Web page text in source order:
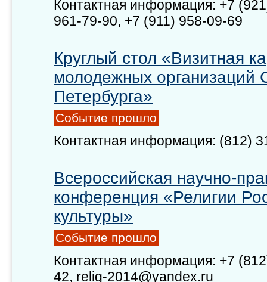
Контактная информация: +7
961-79-90, +7 (911) 958-09-69
Круглый стол «Визитная
молодежных организаций
Петербурга»
Событие прошло
Контактная информация: (812)
Всероссийская научно-
конференция «Религии
культуры»
Событие прошло
Контактная информация: +7
42, relig-2014@yandex.ru